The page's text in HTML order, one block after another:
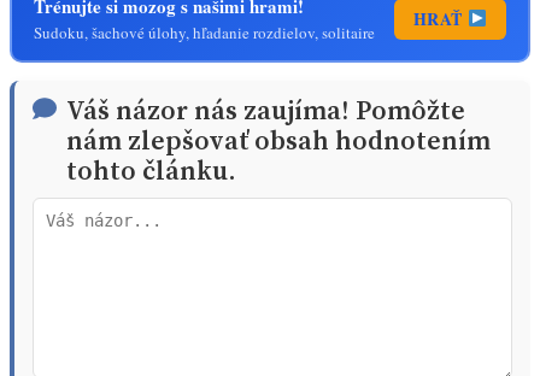
Trénujte si mozog s našimi hrami!
Sudoku, šachové úlohy, hľadanie rozdielov, solitaire
HRAŤ
Váš názor nás zaujíma! Pomôžte
nám zlepšovať obsah hodnotením
tohto článku.